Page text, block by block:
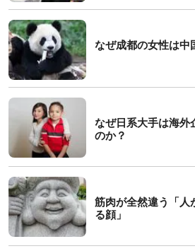
なぜ成都の女性は中
なぜ日系大手は海外
のか？
筋肉が全然違う「人
る顔」